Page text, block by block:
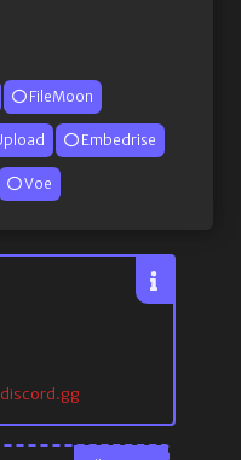
FileMoon
Embedrise
Voe
discord.gg